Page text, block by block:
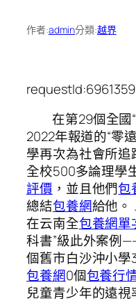
作者:admin分類:越界
在第29個全國
2022年報道的“零
學再次為社會所
全校500多論理學
評價 ，並且他們包
總結包養網給他。
在云南全包養網單
科書”級此外案例
個舊市白沙沖小
包養網0個包養行
兒童青少年的遠